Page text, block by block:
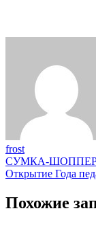
frost
Навигация
по
записям
СУМКА-
Открытие Года
Похожие